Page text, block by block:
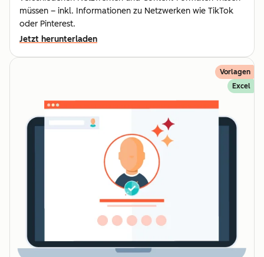
müssen – inkl. Informationen zu Netzwerken wie TikTok
oder Pinterest.
Jetzt herunterladen
Vorlagen
Excel